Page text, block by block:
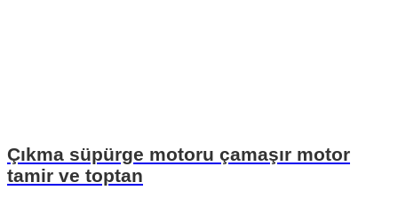
Çıkma süpürge motoru çamaşır motor
tamir ve toptan